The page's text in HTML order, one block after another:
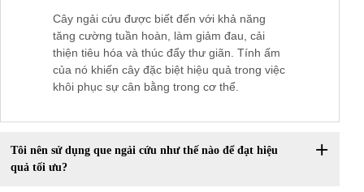
Cây ngải cứu được biết đến với khả năng
tăng cường tuần hoàn, làm giảm đau, cải
thiện tiêu hóa và thúc đẩy thư giãn. Tính ấm
của nó khiến cây đặc biệt hiệu quả trong việc
khôi phục sự cân bằng trong cơ thể.
Tôi nên sử dụng que ngải cứu như thế nào để đạt hiệu
quả tối ưu?